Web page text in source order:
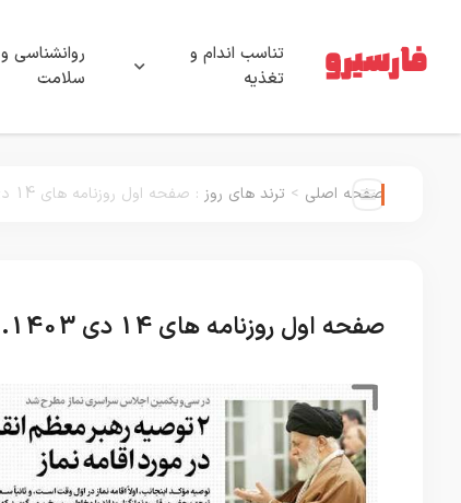
تناسب اندام و
تغذیه
روانشناسی و
سلامت
صفحه اصلی > ترند های روز : صفحه اول روزنامه های 14 دی 1403.
صفحه اول روزنامه های 14 دی 1403.